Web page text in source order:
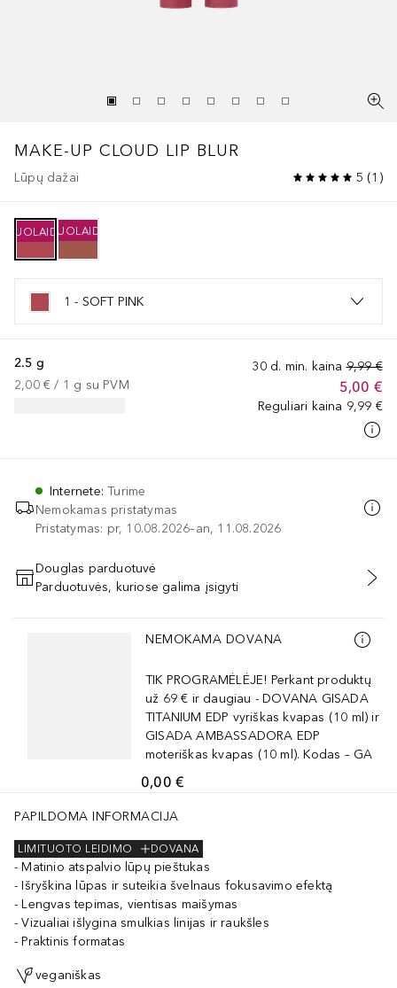
MAKE-UP CLOUD LIP BLUR
Lūpų dažai 5 (1 )
NUOLAIDANUOLAIDA
1 - SOFT PINK
30 d. min. kaina 9,99 €
5,00 €
Reguliari kaina 9,99 €
2.5 g
2,00 € / 1 g su PVM
Internete:Turime
Nemokamas pristatymas
Pristatymas: pr, 10.08.2026–an, 11.08.2026
PRIDĖTI Į KREPŠELĮ
Douglas parduotuvė
Parduotuvės, kuriose galima įsigyti
Praleisti slankiklį
NEMOKAMA DOVANA
TIK PROGRAMĖLĖJE! Perkant produktų
už 69 € ir daugiau - DOVANA GISADA
TITANIUM EDP vyriškas kvapas (10 ml) ir
GISADA AMBASSADORA EDP
moteriškas kvapas (10 ml). Kodas – GA
0,00 €
PAPILDOMA INFORMACIJA
DOVANA
LIMITUOTO LEIDIMO
Matinio atspalvio lūpų pieštukas
Išryškina lūpas ir suteikia švelnaus fokusavimo efektą
Lengvas tepimas, vientisas maišymas
Vizualiai išlygina smulkias linijas ir raukšles
Praktinis formatas
veganiškas